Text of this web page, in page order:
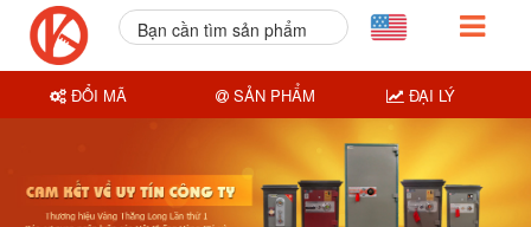
Bạn cần tìm sản phẩm
ĐỔI MÃ SẢN PHẨM ĐẠI LÝ